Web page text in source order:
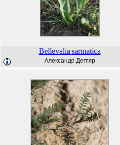
Bellevalia sarmatica
Александр Дегтяр